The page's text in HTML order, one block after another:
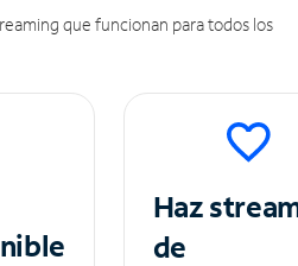
que funcionan para todos los
Haz
de